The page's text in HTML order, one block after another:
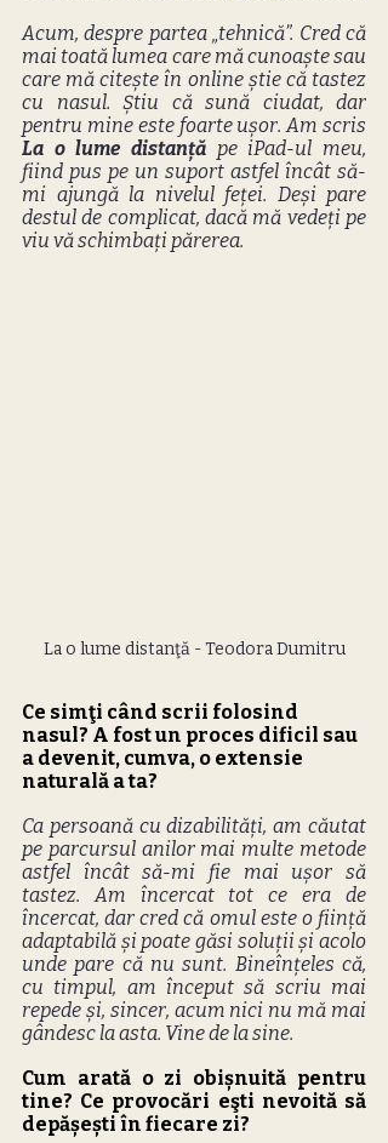
Acum, despre partea „tehnică”. Cred că
mai toată lumea care mă cunoaște sau
care mă citește în online știe că tastez
cu nasul. Știu că sună ciudat, dar
La o lume distanță pe iPad-ul meu,
fiind pus pe un suport astfel încât să-
mi ajungă la nivelul feței. Deși pare
destul de complicat, dacă mă vedeți pe
viu vă schimbați părerea.
La o lume distanţă - Teodora Dumitru
Ce simţi când scrii folosind
nasul? A fost un proces dificil sau
a devenit, cumva, o extensie
naturală a ta?
Ca persoană cu dizabilități, am căutat
pe parcursul anilor mai multe metode
astfel încât să-mi fie mai ușor să
tastez. Am încercat tot ce era de
încercat, dar cred că omul este o ființă
adaptabilă și poate găsi soluții și acolo
unde pare că nu sunt. Bineînțeles că,
cu timpul, am început să scriu mai
repede și, sincer, acum nici nu mă mai
gândesc la asta. Vine de la sine.
Cum arată o zi obișnuită pentru
tine? Ce provocări eşti nevoită să
depășești în fiecare zi?